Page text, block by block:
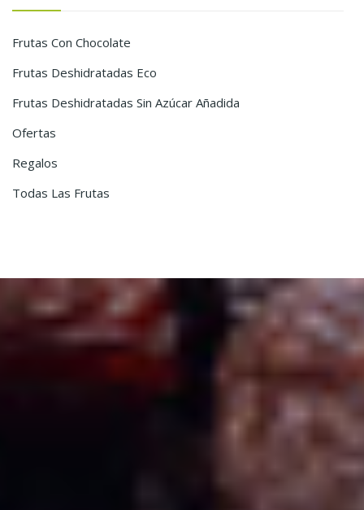
Frutas Con Chocolate
Frutas Deshidratadas Eco
Frutas Deshidratadas Sin Azúcar Añadida
Ofertas
Regalos
Todas Las Frutas